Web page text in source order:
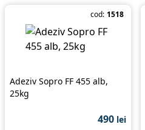
cod: 1518
Adeziv Sopro FF 455 alb,
25kg
490 lei